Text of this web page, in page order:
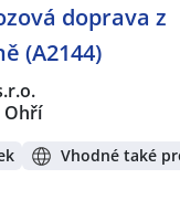
doprava z
(A2144)
Ohří
Vhodné také